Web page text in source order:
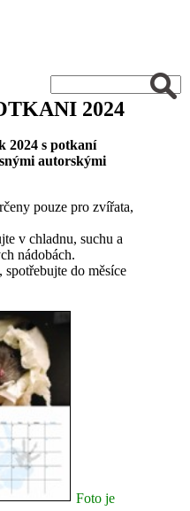
2024
2024 s potkaní
autorskými
pouze pro zvířata,
v chladnu, suchu a
nádobách.
do měsíce
Foto je